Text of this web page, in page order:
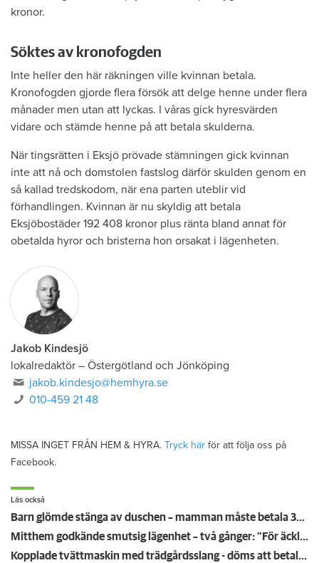
kronor.
Söktes av kronofogden
Inte heller den här räkningen ville kvinnan betala.
Kronofogden gjorde flera försök att delge henne under flera
månader men utan att lyckas. I våras gick hyresvärden
vidare och stämde henne på att betala skulderna.
När tingsrätten i Eksjö prövade stämningen gick kvinnan
inte att nå och domstolen fastslog därför skulden genom en
så kallad tredskodom, när ena parten uteblir vid
förhandlingen. Kvinnan är nu skyldig att betala
Eksjöbostäder 192 408 kronor plus ränta bland annat för
obetalda hyror och bristerna hon orsakat i lägenheten.
Jakob Kindesjö
lokalredaktör – Östergötland och Jönköping
jakob.kindesjo@hemhyra.se
010-459 21 48
MISSA INGET FRÅN HEM & HYRA. Tryck här för att följa oss på
Facebook.
Läs också
Barn glömde stänga av duschen – mamman måste betala 300 000
Mitthem godkände smutsig lägenhet – två gånger: "För äckligt för att flytta in"
Kopplade tvättmaskin med trädgårdsslang - döms att betala en miljon efter vattenskada